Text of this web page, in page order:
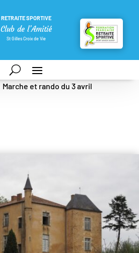
RETRAITE SPORTIVE
Club de l’Amitié
St Gilles Croix de Vie
Marche et rando du 3 avril